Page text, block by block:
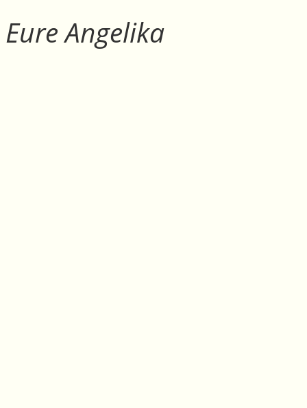
Eure Angelika